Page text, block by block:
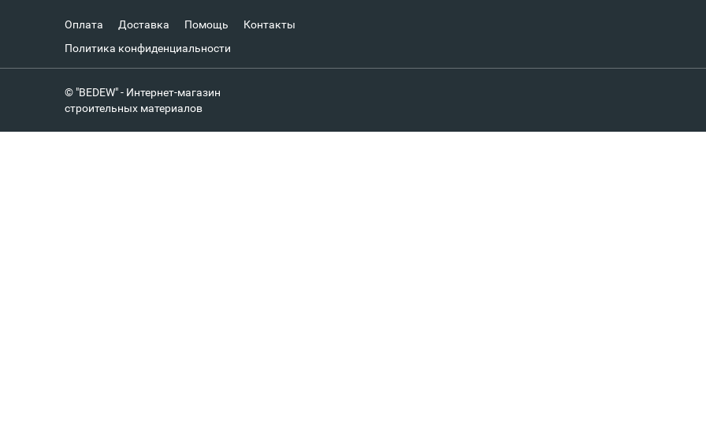
Оплата Доставка Помощь
Контакты
Политика конфиденциальности
© "BEDEW" - Интернет-магазин
строительных материалов